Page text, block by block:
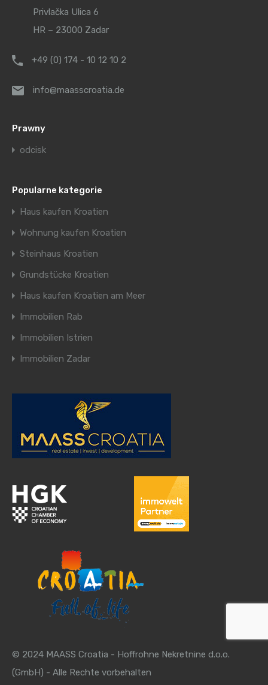
Privlačka Ulica 6
HR – 23000 Zadar
+49 (0) 174 - 10 12 10 2
info@maasscroatia.de
Prawny
odcisk
Popularne kategorie
Haus kaufen Kroatien
Wohnung kaufen Kroatien
Steinhaus Kroatien
Grundstücke Kroatien
Haus kaufen Kroatien am Meer
Immobilien Rab
Immobilien Istrien
Immobilien Zadar
© 2024 MAASS Croatia - Hoffrohne Nekretnine d.o.o.
(GmbH) - Alle Rechte vorbehalten